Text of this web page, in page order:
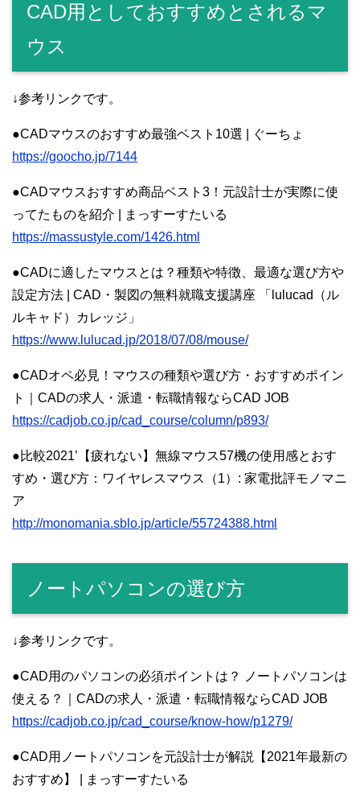
CAD用としておすすめとされるマ
ウス
↓参考リンクです。
●CADマウスのおすすめ最強ベスト10選 | ぐーちょ
https://goocho.jp/7144
●CADマウスおすすめ商品ベスト3！元設計士が実際に使
ってたものを紹介 | まっすーすたいる
https://massustyle.com/1426.html
●CADに適したマウスとは？種類や特徴、最適な選び方や
設定方法 | CAD・製図の無料就職支援講座 「lulucad（ル
ルキャド）カレッジ」
https://www.lulucad.jp/2018/07/08/mouse/
●CADオペ必見！マウスの種類や選び方・おすすめポイン
ト｜CADの求人・派遣・転職情報ならCAD JOB
https://cadjob.co.jp/cad_course/column/p893/
●比較2021’【疲れない】無線マウス57機の使用感とおす
すめ・選び方：ワイヤレスマウス（1）: 家電批評モノマニ
ア
http://monomania.sblo.jp/article/55724388.html
ノートパソコンの選び方
↓参考リンクです。
●CAD用のパソコンの必須ポイントは？ ノートパソコンは
使える？｜CADの求人・派遣・転職情報ならCAD JOB
https://cadjob.co.jp/cad_course/know-how/p1279/
●CAD用ノートパソコンを元設計士が解説【2021年最新の
おすすめ】 | まっすーすたいる